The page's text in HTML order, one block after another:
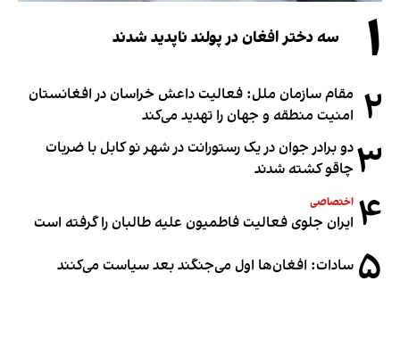
۱ سه دختر افغان در پولند ناپدید شدند
۲ مقام سازمان ملل: فعالیت داعش خراسان در افغانستان
امنیت منطقه و جهان را تهدید می‌کند
۳دو برادر جوان در یک رستورانت در شهر نو کابل با ضربات
چاقو کشته شدند
۴ اختصاصی
ایران جلوی فعالیت فاطمیون علیه طالبان را گرفته است
۵ سادات: افغان‌ها اول می‌جنگند بعد سیاست می‌کنند